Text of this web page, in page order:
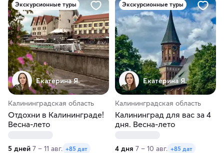
Экскурсионные туры
Екатерина Я.
Калининградская область
Отдохни в Калининграде!
Весна-лето
5 дней 7 – 11 авг. +85 дат
Экскурсионные туры
Екатерина Я.
Калининградская область
Калининград для вас за 4
дня. Весна-лето
4 дня 7 – 10 авг. +85 дат